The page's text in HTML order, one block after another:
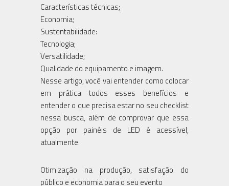
Características técnicas;
Economia;
Sustentabilidade:
Tecnologia;
Versatilidade;
Qualidade do equipamento e imagem.
Nesse artigo, você vai entender como colocar
em prática todos esses benefícios e
entender o que precisa estar no seu checklist
nessa busca, além de comprovar que essa
opção por painéis de LED é acessível,
atualmente.
Otimização na produção, satisfação do
público e economia para o seu evento